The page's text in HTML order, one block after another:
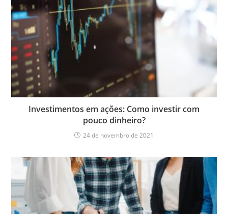
Investimentos em ações: Como investir com
pouco dinheiro?
24 de novembro de 2021